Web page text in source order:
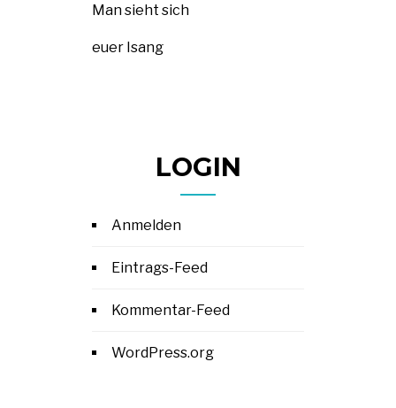
Man sieht sich
euer Isang
LOGIN
Anmelden
Eintrags-Feed
Kommentar-Feed
WordPress.org